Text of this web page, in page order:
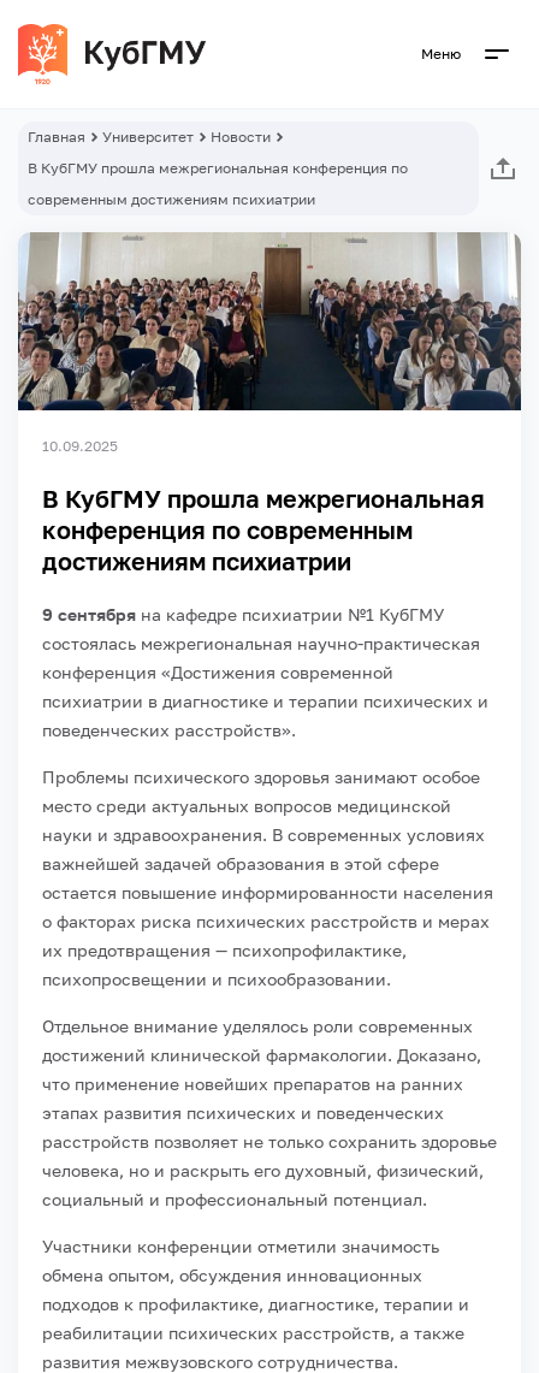
Меню
Главная Университет
Новости
В КубГМУ прошла межрегиональная конференция по
современным достижениям психиатрии
10.09.2025
В КубГМУ прошла межрегиональная
конференция по современным
достижениям психиатрии
9 сентября на кафедре психиатрии №1 КубГМУ
состоялась межрегиональная научно-практическая
конференция «Достижения современной
психиатрии в диагностике и терапии психических и
поведенческих расстройств».
Проблемы психического здоровья занимают особое
место среди актуальных вопросов медицинской
науки и здравоохранения. В современных условиях
важнейшей задачей образования в этой сфере
остается повышение информированности населения
о факторах риска психических расстройств и мерах
их предотвращения — психопрофилактике,
психопросвещении и психообразовании.
Отдельное внимание уделялось роли современных
достижений клинической фармакологии. Доказано,
что применение новейших препаратов на ранних
этапах развития психических и поведенческих
расстройств позволяет не только сохранить здоровье
человека, но и раскрыть его духовный, физический,
социальный и профессиональный потенциал.
Участники конференции отметили значимость
обмена опытом, обсуждения инновационных
подходов к профилактике, диагностике, терапии и
реабилитации психических расстройств, а также
развития межвузовского сотрудничества.